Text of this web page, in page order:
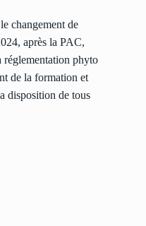
changement de
après la PAC,
réglementation phyto
de la formation et
disposition de tous